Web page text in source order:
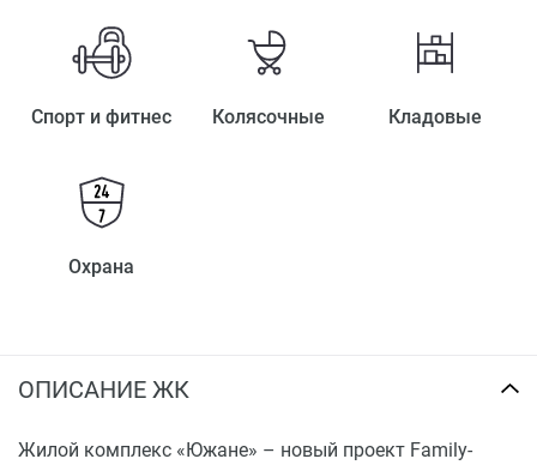
Спорт и фитнес Колясочные Кладовые
Охрана
ОПИСАНИЕ ЖК
Жилой комплекс «Южане» – новый проект Family-